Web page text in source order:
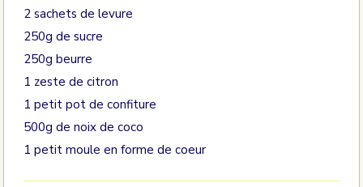
2 sachets de levure
250g de sucre
250g beurre
1 zeste de citron
1 petit pot de confiture
500g de noix de coco
1 petit moule en forme de coeur